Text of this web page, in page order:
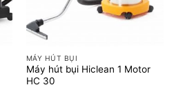
MÁY HÚT BỤI
Máy hút bụi Hiclean 1 Motor
HC 30